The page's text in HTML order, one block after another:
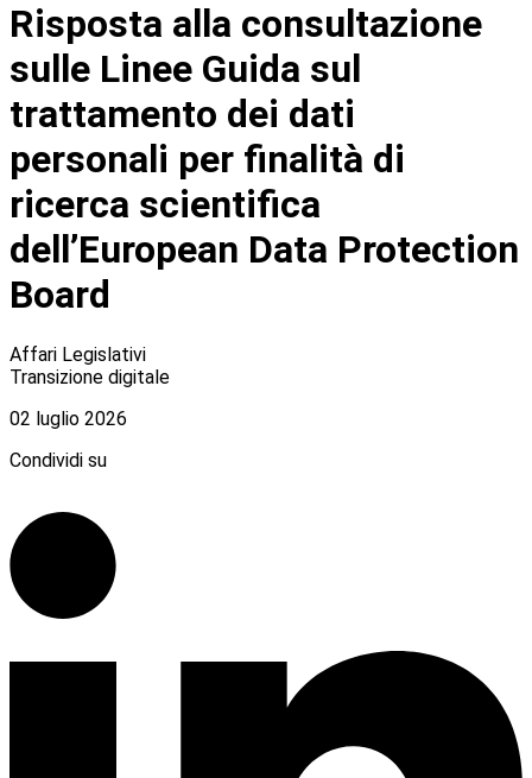
Risposta alla consultazione
sulle Linee Guida sul
trattamento dei dati
personali per finalità di
ricerca scientifica
dell’European Data Protection
Board
Affari Legislativi
Transizione digitale
02 luglio 2026
Condividi su